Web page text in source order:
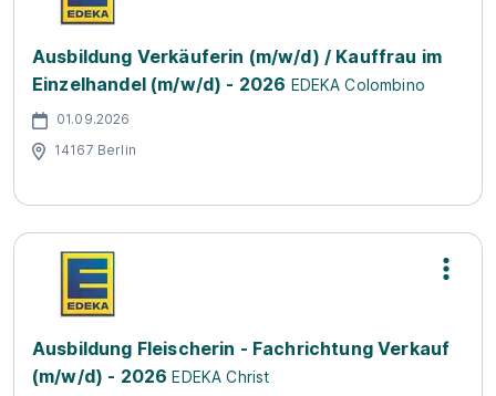
Ausbildung Verkäuferin (m/w/d) / Kauffrau im
Einzelhandel (m/w/d) - 2026 EDEKA Colombino
01.09.2026
14167 Berlin
Ausbildung Fleischerin - Fachrichtung Verkauf
(m/w/d) - 2026 EDEKA Christ